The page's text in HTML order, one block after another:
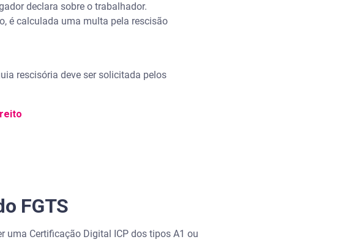
declara sobre o trabalhador.
é calculada uma multa pela rescisão
rescisória deve ser solicitada pelos
FGTS
uma Certificação Digital ICP dos tipos A1 ou